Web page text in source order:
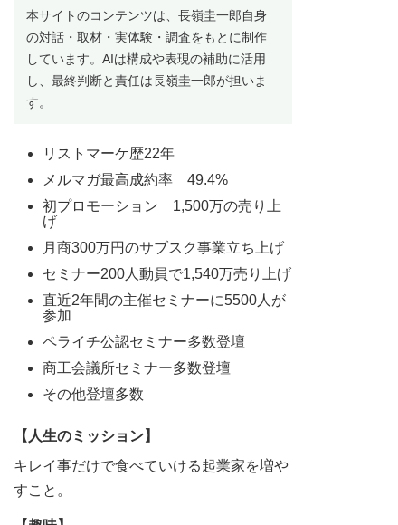
本サイトのコンテンツは、長嶺圭一郎自身
の対話・取材・実体験・調査をもとに制作
しています。AIは構成や表現の補助に活用
し、最終判断と責任は長嶺圭一郎が担いま
す。
リストマーケ歴22年
メルマガ最高成約率 49.4%
初プロモーション 1,500万の売り上
げ
月商300万円のサブスク事業立ち上げ
セミナー200人動員で1,540万売り上げ
直近2年間の主催セミナーに5500人が
参加
ペライチ公認セミナー多数登壇
商工会議所セミナー多数登壇
その他登壇多数
【人生のミッション】
キレイ事だけで食べていける起業家を増や
すこと。